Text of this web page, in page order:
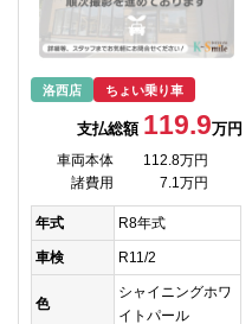
洛西店 ちょい乗り車
支払総額 119.9万円
車両本体
112.8万円
諸費用
7.1万円
年式 R8年式
車検 R11/2
色
シャイニングホワ
イトパール